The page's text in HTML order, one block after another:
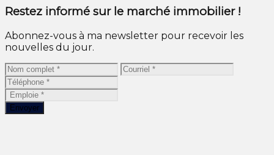
Restez informé sur le marché immobilier !
Abonnez-vous à ma newsletter pour recevoir les
nouvelles du jour.
Envoyer